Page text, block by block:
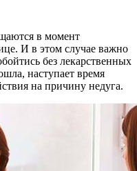
в момент
И в этом случае важно
без лекарственных
наступает время
на причину недуга.